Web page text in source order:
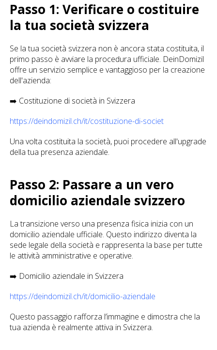
Passo 1: Verificare o costituire
la tua società svizzera
Se la tua società svizzera non è ancora stata costituita, il
primo passo è avviare la procedura ufficiale. DeinDomizil
offre un servizio semplice e vantaggioso per la creazione
dell'azienda:
➡️ Costituzione di società in Svizzera
https://deindomizil.ch/it/costituzione-di-societ
Una volta costituita la società, puoi procedere all'upgrade
della tua presenza aziendale.
Passo 2: Passare a un vero
domicilio aziendale svizzero
La transizione verso una presenza fisica inizia con un
domicilio aziendale ufficiale. Questo indirizzo diventa la
sede legale della società e rappresenta la base per tutte
le attività amministrative e operative.
➡️ Domicilio aziendale in Svizzera
https://deindomizil.ch/it/domicilio-aziendale
Questo passaggio rafforza l’immagine e dimostra che la
tua azienda è realmente attiva in Svizzera.